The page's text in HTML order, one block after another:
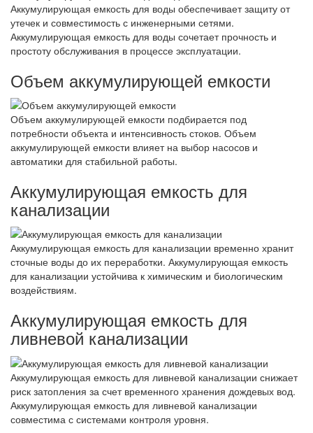
Аккумулирующая емкость для воды обеспечивает защиту от
утечек и совместимость с инженерными сетями.
Аккумулирующая емкость для воды сочетает прочность и
простоту обслуживания в процессе эксплуатации.
Объем аккумулирующей емкости
Объем аккумулирующей емкости подбирается под
потребности объекта и интенсивность стоков. Объем
аккумулирующей емкости влияет на выбор насосов и
автоматики для стабильной работы.
Аккумулирующая емкость для
канализации
Аккумулирующая емкость для канализации временно хранит
сточные воды до их переработки. Аккумулирующая емкость
для канализации устойчива к химическим и биологическим
воздействиям.
Аккумулирующая емкость для
ливневой канализации
Аккумулирующая емкость для ливневой канализации снижает
риск затопления за счет временного хранения дождевых вод.
Аккумулирующая емкость для ливневой канализации
совместима с системами контроля уровня.